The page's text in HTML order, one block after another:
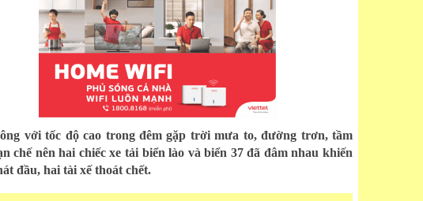
với tốc độ cao trong đêm gặp trời mưa to, đường trơn, tầm
chế nên hai chiếc xe tải biển lào và biển 37 đã đâm nhau khiến
đầu, hai tài xế thoát chết.